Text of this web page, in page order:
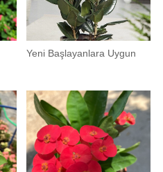
Yeni Başlayanlara Uygun